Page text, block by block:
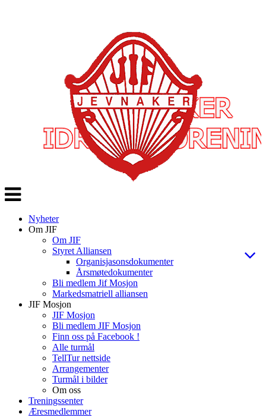
Veksle
navigasjon
Nyheter
Om JIF
Om JIF
Styret Alliansen
Organisjasonsdokumenter
Årsmøtedokumenter
Bli medlem Jif Mosjon
Markedsmatriell alliansen
JIF Mosjon
JIF Mosjon
Bli medlem JIF Mosjon
Finn oss på Facebook !
Alle turmål
TellTur nettside
Arrangementer
Turmål i bilder
Om oss
Treningssenter
Æresmedlemmer